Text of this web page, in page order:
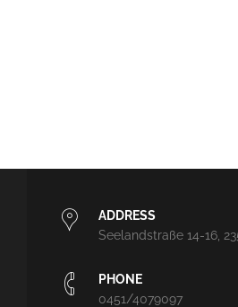
ADDRESS
Seelandstraße 14-16,
PHONE
0451/4079097